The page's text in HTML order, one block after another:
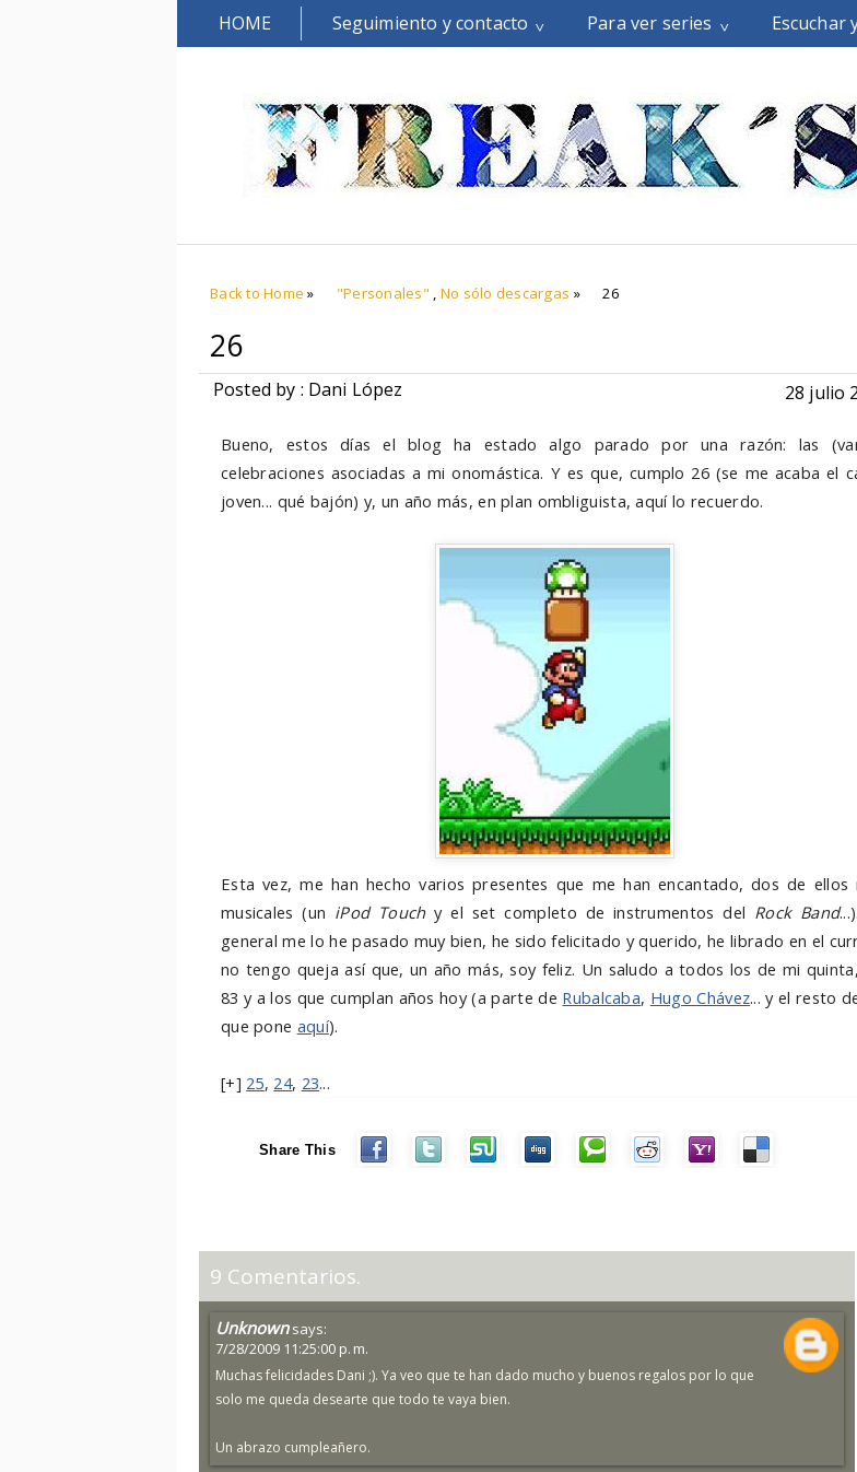
HOME Seguimiento y contacto Para ver series Escuchar
Back to Home » "Personales" , No sólo descargas » 26
26
Posted by : Dani López 28 julio
Bueno, estos días el blog ha estado algo parado por una razón: las
celebraciones asociadas a mi onomástica. Y es que, cumplo 26 (se me acaba el
joven... qué bajón) y, un año más, en plan ombliguista, aquí lo recuerdo.
Esta vez, me han hecho varios presentes que me han encantado, dos de ellos
musicales (un iPod Touchy el set completo de instrumentos del Rock Band
general me lo he pasado muy bien, he sido felicitado y querido, he librado en el
no tengo queja así que, un año más, soy feliz. Un saludo a todos los de mi
83 y a los que cumplan años hoy (a parte de Rubalcaba, Hugo Chávez... y el resto
que pone aquí).
[+] 25, 24, 23...
Share This
9 Comentarios.
Unknown says:
7/28/2009 11:25:00 p. m.
Muchas felicidades Dani ;). Ya veo que te han dado mucho y buenos regalos por lo que
solo me queda desearte que todo te vaya bien.
Un abrazo cumpleañero.